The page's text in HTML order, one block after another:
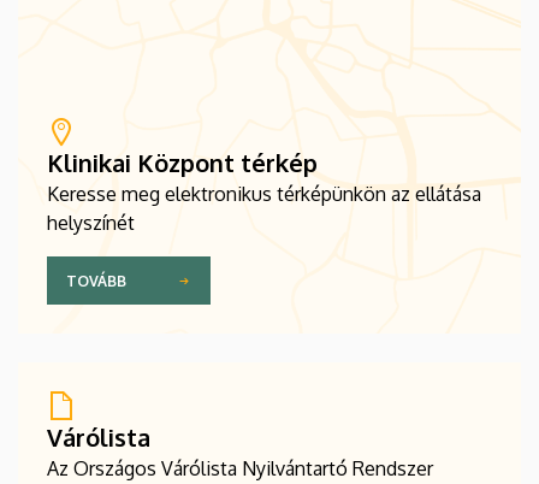
Klinikai Központ térkép
Keresse meg elektronikus térképünkön az ellátása
helyszínét
TOVÁBB
Várólista
Az Országos Várólista Nyilvántartó Rendszer